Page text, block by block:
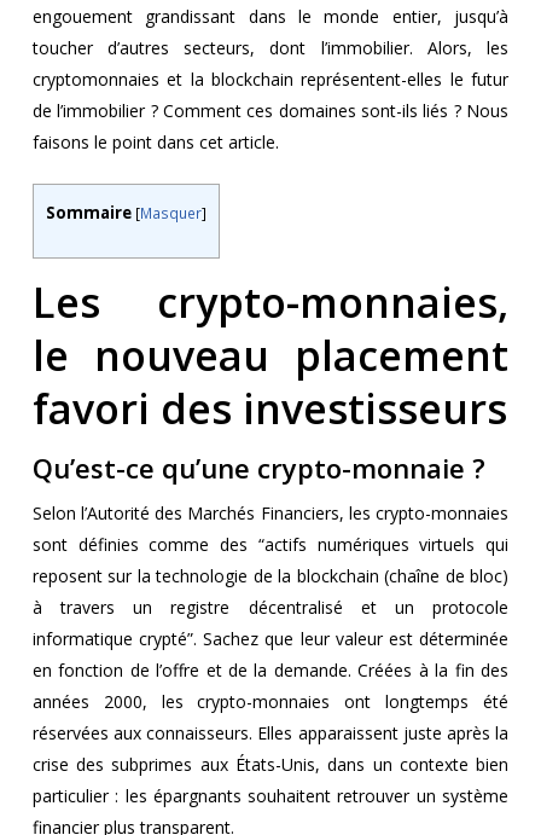
engouement grandissant dans le monde entier, jusqu’à
toucher d’autres secteurs, dont l’immobilier. Alors, les
cryptomonnaies et la blockchain représentent-elles le futur
de l’immobilier ? Comment ces domaines sont-ils liés ? Nous
faisons le point dans cet article.
Sommaire [Masquer]
Les crypto-monnaies,
le nouveau placement
favori des investisseurs
Qu’est-ce qu’une crypto-monnaie ?
Selon l’Autorité des Marchés Financiers, les crypto-monnaies
sont définies comme des “actifs numériques virtuels qui
reposent sur la technologie de la blockchain (chaîne de bloc)
à travers un registre décentralisé et un protocole
informatique crypté”. Sachez que leur valeur est déterminée
en fonction de l’offre et de la demande. Créées à la fin des
années 2000, les crypto-monnaies ont longtemps été
réservées aux connaisseurs. Elles apparaissent juste après la
crise des subprimes aux États-Unis, dans un contexte bien
particulier : les épargnants souhaitent retrouver un système
financier plus transparent.